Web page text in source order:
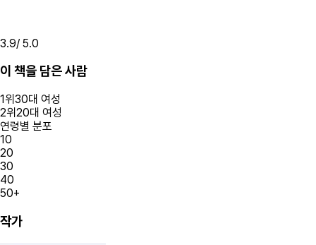
3.9/ 5.0
이 책을 담은 사람
1위 30대 여성
2위 20대 여성
연령별 분포
10
20
30
40
50+
작가